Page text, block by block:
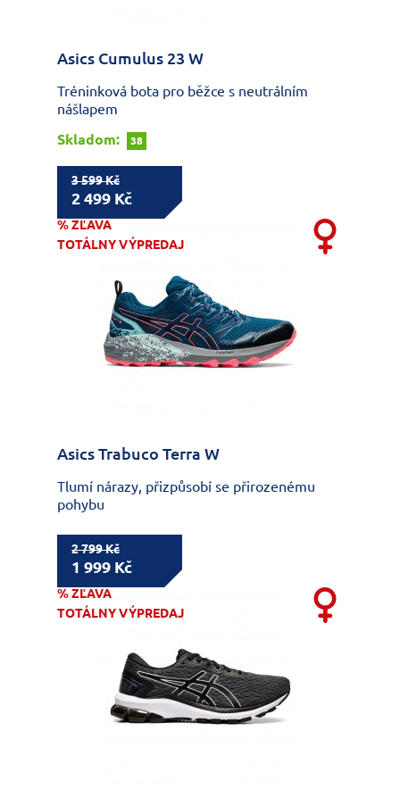
Asics Cumulus 23 W
Tréninková bota pro běžce s neutrálním
nášlapem
Skladom:
38
3 599 Kč
2 499 Kč
% ZĽAVA
TOTÁLNY VÝPREDAJ
Asics Trabuco Terra W
Tlumí nárazy, přizpůsobí se přirozenému
pohybu
2 799 Kč
1 999 Kč
% ZĽAVA
TOTÁLNY VÝPREDAJ